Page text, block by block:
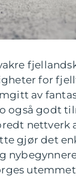
for
av
også godt
nettverk
gjør det